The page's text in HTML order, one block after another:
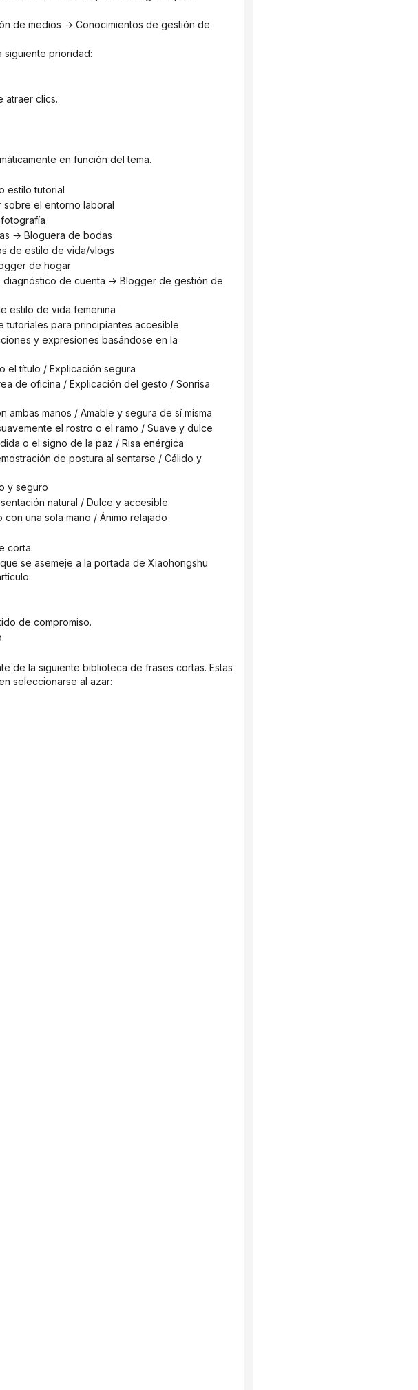
siguiente prioridad:
atraer clics.
en función del tema.
estilo tutorial
sobre el entorno laboral
→ Bloguera de bodas
de estilo de vida/vlogs
de hogar
estilo de vida femenina
para principiantes accesible
el título / Explicación segura
manos / Amable y segura de sí misma
el rostro o el ramo / Suave y dulce
o el signo de la paz / Risa enérgica
y seguro
natural / Dulce y accesible
una sola mano / Ánimo relajado
corta.
de compromiso.
seleccionarse al azar: